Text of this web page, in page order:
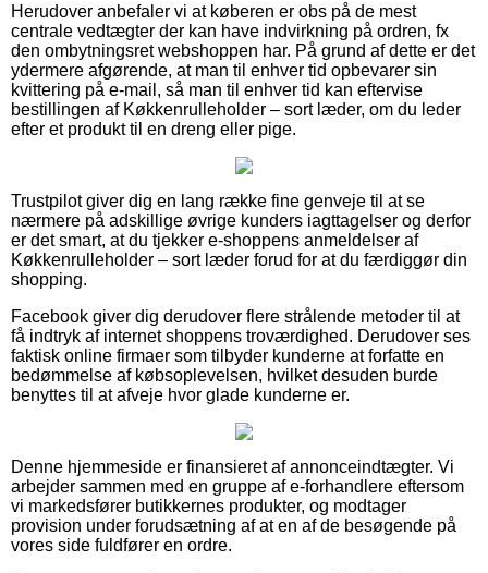
Herudover anbefaler vi at køberen er obs på de mest
centrale vedtægter der kan have indvirkning på ordren, fx
den ombytningsret webshoppen har. På grund af dette er det
ydermere afgørende, at man til enhver tid opbevarer sin
kvittering på e-mail, så man til enhver tid kan eftervise
bestillingen af Køkkenrulleholder – sort læder, om du leder
efter et produkt til en dreng eller pige.
Trustpilot giver dig en lang række fine genveje til at se
nærmere på adskillige øvrige kunders iagttagelser og derfor
er det smart, at du tjekker e-shoppens anmeldelser af
Køkkenrulleholder – sort læder forud for at du færdiggør din
shopping.
Facebook giver dig derudover flere strålende metoder til at
få indtryk af internet shoppens troværdighed. Derudover ses
faktisk online firmaer som tilbyder kunderne at forfatte en
bedømmelse af købsoplevelsen, hvilket desuden burde
benyttes til at afveje hvor glade kunderne er.
Denne hjemmeside er finansieret af annonceindtægter. Vi
arbejder sammen med en gruppe af e-forhandlere eftersom
vi markedsfører butikkernes produkter, og modtager
provision under forudsætning af at en af de besøgende på
vores side fuldfører en ordre.